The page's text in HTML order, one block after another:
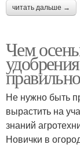
читать дальше →
Чем
Не нужно быть
вырастить на
знаний
Новички в